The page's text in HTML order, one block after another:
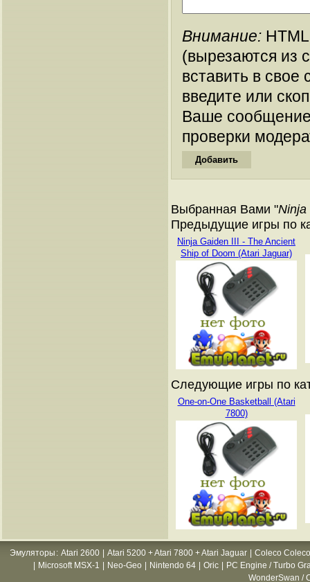
Внимание:
(вырезаются из
вставить в
введите или
Ваше
проверки
Выбранная Вами "Ninja
Предыдущие игры по
Ninja Gaiden III - The Ancient
Ship of Doom (Atari Jaguar)
Следующие игры по
One-on-One Basketball (Atari
7800)
Эмуляторы : Atari 2600 Atari 5200 + Atari 7800 + Atari Jaguar
Coleco
Microsoft MSX-1 Neo-Geo Nintendo 64 Oric
PC Engine / Turbo
WonderSwan /